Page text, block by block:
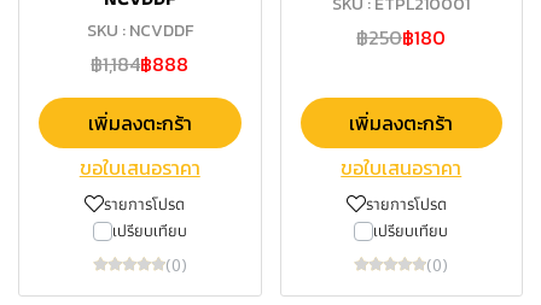
SKU : NCVDDF
฿1,184฿888
เพิ่มลงตะกร้า
ขอใบเสนอราคา
รายการโปรด
เปรียบเทียบ
(0)
฿250฿180
เพิ่มลงตะกร้า
ขอใบเสนอราคา
รายการโปรด
เปรียบเทียบ
(0)